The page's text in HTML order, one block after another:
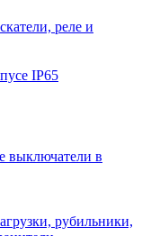
реле и
IP65
выключатели в
рубильники,